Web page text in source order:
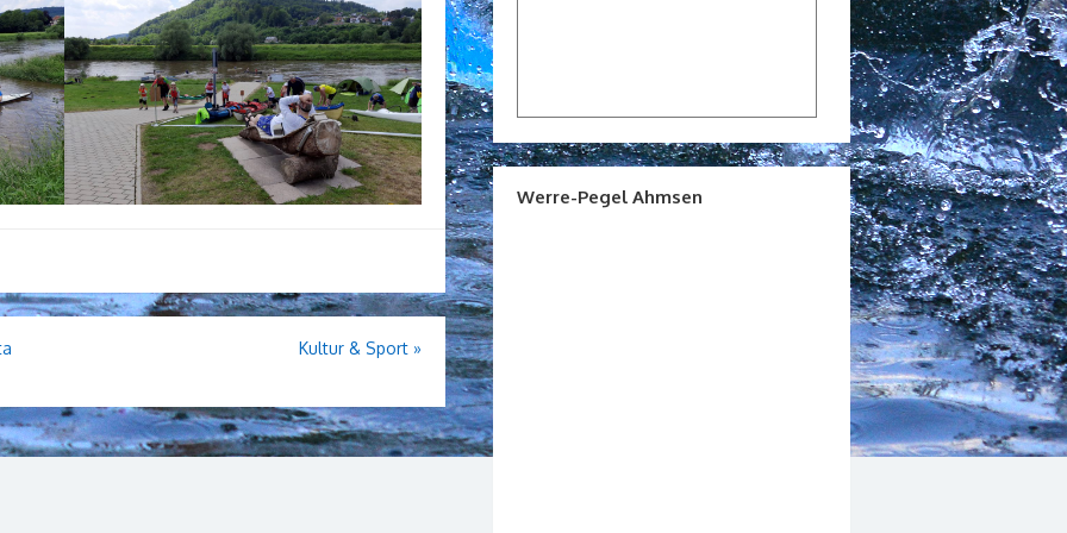
Kultur & Sport »
Werre-Pegel Ahmsen